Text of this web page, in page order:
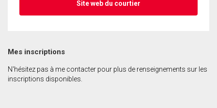
Site web du courtier
Mes inscriptions
N'hésitez pas à me contacter pour plus de renseignements sur les
inscriptions disponibles.